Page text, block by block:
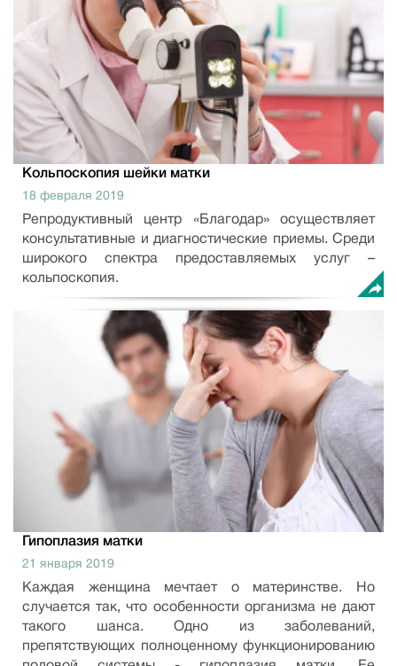
Кольпоскопия шейки матки
18 февраля 2019
Репродуктивный центр «Благодар» осуществляет
консультативные и диагностические приемы. Среди
широкого спектра предоставляемых услуг –
кольпоскопия.
Гипоплазия матки
21 января 2019
Каждая женщина мечтает о материнстве. Но
случается так, что особенности организма не дают
такого шанса. Одно из заболеваний,
препятствующих полноценному функционированию